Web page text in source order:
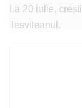
La 20 iulie,
Tesviteanul.
Dumnezeu în
considerat ca